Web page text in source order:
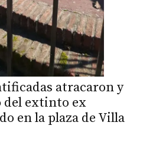
atracaron y
del extinto ex
en la plaza de Villa